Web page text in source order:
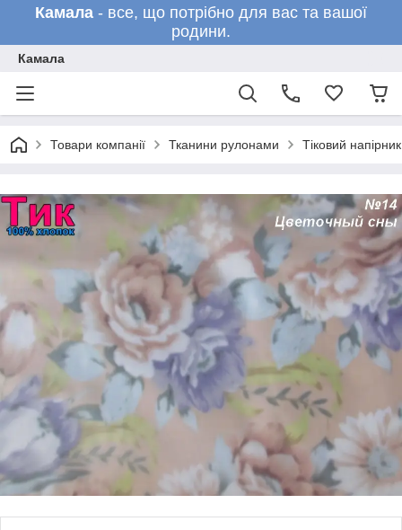
Камала - все, що потрібно для вас та вашої
родини.
Камала
Товари компанії Тканини рулонами Тіковий